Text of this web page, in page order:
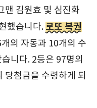
맨 김원효 및 심진화
했습니다. 로또 복권
의 자동과 10개의 수
니다. 2등은 97명의
첨금을 수령하게 되